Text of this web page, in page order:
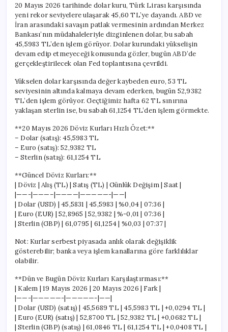
İçin
Fed
Toplantısı
Kritik
için
20 Mayıs 2026 tarihinde dolar kuru, Türk Lirası karşısında
yeni rekor seviyelere ulaşarak 45,60 TL’ye dayandı. ABD ve
İran arasındaki savaşın patlak vermesinin ardından Merkez
Bankası’nın müdahaleleriyle dizginlenen dolar, bu sabah
45,5983 TL’den işlem görüyor. Dolar kurundaki yükselişin
devam edip etmeyeceği konusunda gözler, bugün ABD’de
gerçekleştirilecek olan Fed toplantısına çevrildi.
Yükselen dolar karşısında değer kaybeden euro, 53 TL
seviyesinin altında kalmaya devam ederken, bugün 52,9382
TL’den işlem görüyor. Geçtiğimiz hafta 62 TL sınırına
yaklaşan sterlin ise, bu sabah 61,1254 TL’den işlem görmekte.
**20 Mayıs 2026 Döviz Kurları Hızlı Özet:**
– Dolar (satış): 45,5983 TL
– Euro (satış): 52,9382 TL
– Sterlin (satış): 61,1254 TL
**Güncel Döviz Kurları:**
| Döviz | Alış (TL) | Satış (TL) | Günlük Değişim | Saat |
|——-|———–|————|—————-|——|
| Dolar (USD) | 45,5831 | 45,5983 | %0,04 | 07:36 |
| Euro (EUR) | 52,8965 | 52,9382 | %-0,01 | 07:36 |
| Sterlin (GBP) | 61,0795 | 61,1254 | %0,03 | 07:37 |
Not: Kurlar serbest piyasada anlık olarak değişiklik
gösterebilir; banka veya işlem kanallarına göre farklılıklar
olabilir.
**Dün ve Bugün Döviz Kurları Karşılaştırması:**
| Kalem | 19 Mayıs 2026 | 20 Mayıs 2026 | Fark |
|——-|—————-|—————-|——|
| Dolar (USD) (satış) | 45,5689 TL | 45,5983 TL | +0,0294 TL |
| Euro (EUR) (satış) | 52,8700 TL | 52,9382 TL | +0,0682 TL |
| Sterlin (GBP) (satış) | 61,0846 TL | 61,1254 TL | +0,0408 TL |